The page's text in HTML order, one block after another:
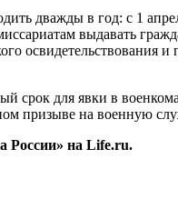
дважды в год: с 1
выдавать
освидетельствования и
срок для явки в
призыве на военную
России» на Life.ru.